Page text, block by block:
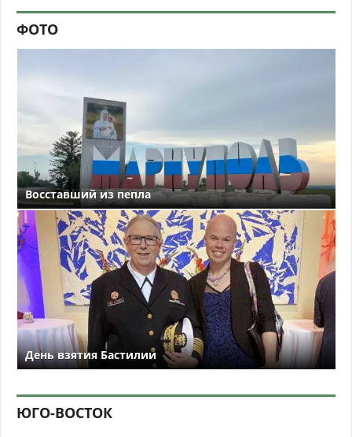
ФОТО
Восставший из пепла
День взятия Бастилии
ЮГО-ВОСТОК